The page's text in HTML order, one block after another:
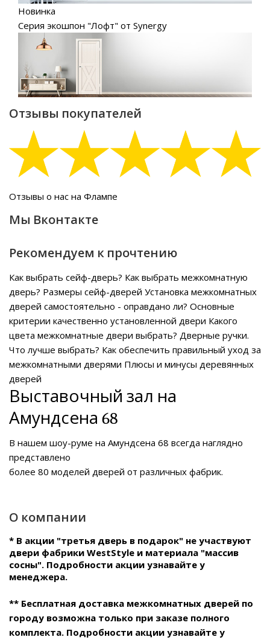
Новинка
Серия экошпон "Лофт" от Synergy
Отзывы покупателей
Отзывы о нас на Флампе
Мы Вконтакте
Рекомендуем к прочтению
Как выбрать сейф-дверь? Как выбрать межкомнатную
дверь? Размеры сейф-дверей Установка межкомнатных
дверей самостоятельно - оправдано ли? Основные
критерии качественно установленной двери Какого
цвета межкомнатные двери выбрать? Дверные ручки.
Что лучше выбрать? Как обеспечить правильный уход за
межкомнатными дверями Плюсы и минусы деревянных
дверей
Выставочный зал на
Амундсена 68
В нашем шоу-руме на Амундсена 68 всегда наглядно
представлено
более 80 моделей дверей от различных фабрик.
О компании
* В акции "третья дверь в подарок" не участвуют
двери фабрики WestStyle и материала "массив
сосны". Подробности акции узнавайте у
менеджера.
** Бесплатная доставка межкомнатных дверей по
городу возможна только при заказе полного
комплекта. Подробности акции узнавайте у